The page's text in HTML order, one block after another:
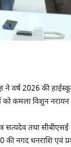
ने वर्ष 2026 की
को कमला विशुन
सत्यदेव तथा
नगद धनराशि एवं